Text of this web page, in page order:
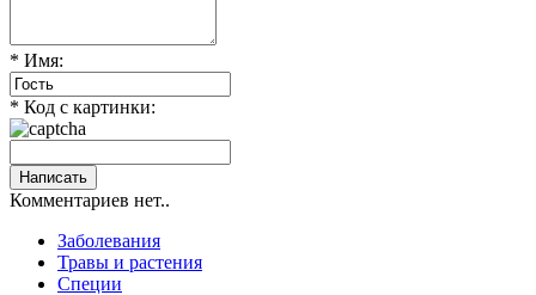
* Имя:
* Код с картинки:
Комментариев нет..
Заболевания
Травы и растения
Специи